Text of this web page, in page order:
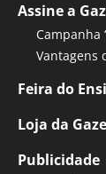
Assine a
Campanha
Vantagens
Feira do
Loja da
Publicidade